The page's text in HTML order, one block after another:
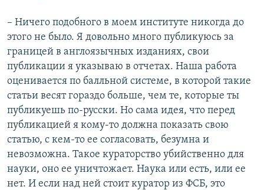
– Ничего подобного в моем институте никогда до
этого не было. Я довольно много публикуюсь за
границей в англоязычных изданиях, свои
публикации я указываю в отчетах. Наша работа
оценивается по балльной системе, в которой такие
статьи весят гораздо больше, чем те, которые ты
публикуешь по-русски. Но сама идея, что перед
публикацией я кому-то должна показать свою
статью, с кем-то ее согласовать, безумна и
невозможна. Такое кураторство убийственно для
науки, оно ее уничтожает. Наука или есть, или ее
нет. И если над ней стоит куратор из ФСБ, это